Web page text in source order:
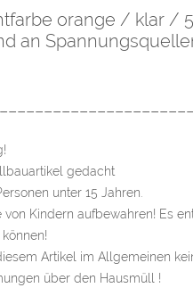
orange / klar /
an
gedacht
unter 15 Jahren.
Kindern aufbewahren! Es
Artikel im Allgemeinen
über den Hausmüll !